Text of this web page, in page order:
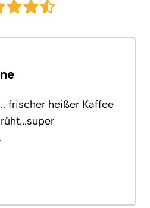
frischer heißer Kaffee